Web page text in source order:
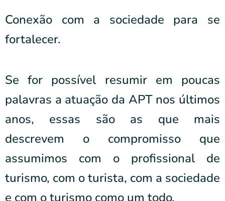
Conexão com a sociedade para se
fortalecer.
Se for possível resumir em poucas
palavras a atuação da APT nos últimos
anos, essas são as que mais
descrevem o compromisso que
assumimos com o profissional de
turismo, com o turista, com a sociedade
e com o turismo como um todo.